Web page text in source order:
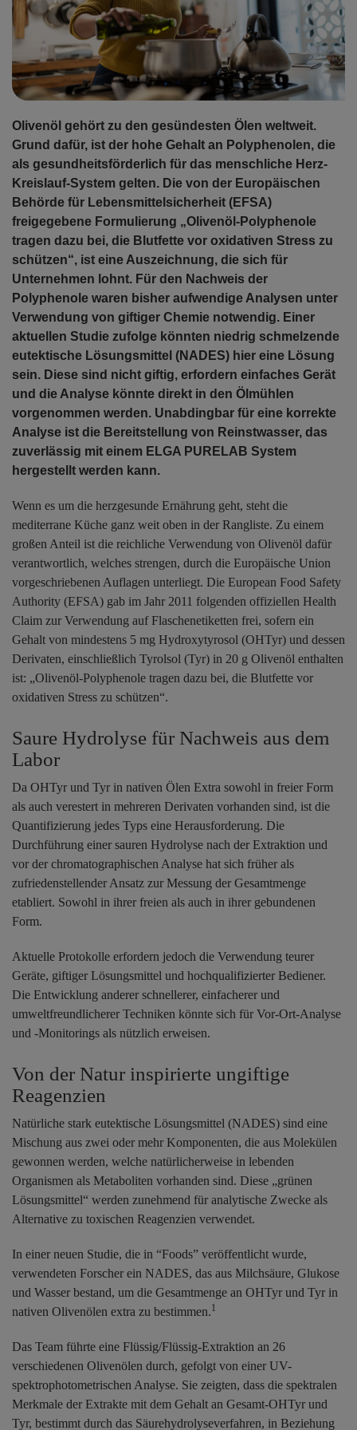
Olivenöl gehört zu den gesündesten Ölen weltweit.
Grund dafür, ist der hohe Gehalt an Polyphenolen, die
als gesundheitsförderlich für das menschliche Herz-
Kreislauf-System gelten. Die von der Europäischen
Behörde für Lebensmittelsicherheit (EFSA)
freigegebene Formulierung „Olivenöl-Polyphenole
tragen dazu bei, die Blutfette vor oxidativen Stress zu
schützen“, ist eine Auszeichnung, die sich für
Unternehmen lohnt. Für den Nachweis der
Polyphenole waren bisher aufwendige Analysen unter
Verwendung von giftiger Chemie notwendig. Einer
aktuellen Studie zufolge könnten niedrig schmelzende
eutektische Lösungsmittel (NADES) hier eine Lösung
sein. Diese sind nicht giftig, erfordern einfaches Gerät
und die Analyse könnte direkt in den Ölmühlen
vorgenommen werden. Unabdingbar für eine korrekte
Analyse ist die Bereitstellung von Reinstwasser, das
zuverlässig mit einem ELGA PURELAB System
hergestellt werden kann.
Wenn es um die herzgesunde Ernährung geht, steht die
mediterrane Küche ganz weit oben in der Rangliste. Zu einem
großen Anteil ist die reichliche Verwendung von Olivenöl dafür
verantwortlich, welches strengen, durch die Europäische Union
vorgeschriebenen Auflagen unterliegt. Die European Food Safety
Authority (EFSA) gab im Jahr 2011 folgenden offiziellen Health
Claim zur Verwendung auf Flaschenetiketten frei, sofern ein
Gehalt von mindestens 5 mg Hydroxytyrosol (OHTyr) und dessen
Derivaten, einschließlich Tyrolsol (Tyr) in 20 g Olivenöl enthalten
ist: „Olivenöl-Polyphenole tragen dazu bei, die Blutfette vor
oxidativen Stress zu schützen“.
Saure Hydrolyse für Nachweis aus dem
Labor
Da OHTyr und Tyr in nativen Ölen Extra sowohl in freier Form
als auch verestert in mehreren Derivaten vorhanden sind, ist die
Quantifizierung jedes Typs eine Herausforderung. Die
Durchführung einer sauren Hydrolyse nach der Extraktion und
vor der chromatographischen Analyse hat sich früher als
zufriedenstellender Ansatz zur Messung der Gesamtmenge
etabliert. Sowohl in ihrer freien als auch in ihrer gebundenen
Form.
Aktuelle Protokolle erfordern jedoch die Verwendung teurer
Geräte, giftiger Lösungsmittel und hochqualifizierter Bediener.
Die Entwicklung anderer schnellerer, einfacherer und
umweltfreundlicherer Techniken könnte sich für Vor-Ort-Analyse
und -Monitorings als nützlich erweisen.
Von der Natur inspirierte ungiftige
Reagenzien
Natürliche stark eutektische Lösungsmittel (NADES) sind eine
Mischung aus zwei oder mehr Komponenten, die aus Molekülen
gewonnen werden, welche natürlicherweise in lebenden
Organismen als Metaboliten vorhanden sind. Diese „grünen
Lösungsmittel“ werden zunehmend für analytische Zwecke als
Alternative zu toxischen Reagenzien verwendet.
In einer neuen Studie, die in “Foods” veröffentlicht wurde,
verwendeten Forscher ein NADES, das aus Milchsäure, Glukose
und Wasser bestand, um die Gesamtmenge an OHTyr und Tyr in
nativen Olivenölen extra zu bestimmen.1
Das Team führte eine Flüssig/Flüssig-Extraktion an 26
verschiedenen Olivenölen durch, gefolgt von einer UV-
spektrophotometrischen Analyse. Sie zeigten, dass die spektralen
Merkmale der Extrakte mit dem Gehalt an Gesamt-OHTyr und
Tyr, bestimmt durch das Säurehydrolyseverfahren, in Beziehung